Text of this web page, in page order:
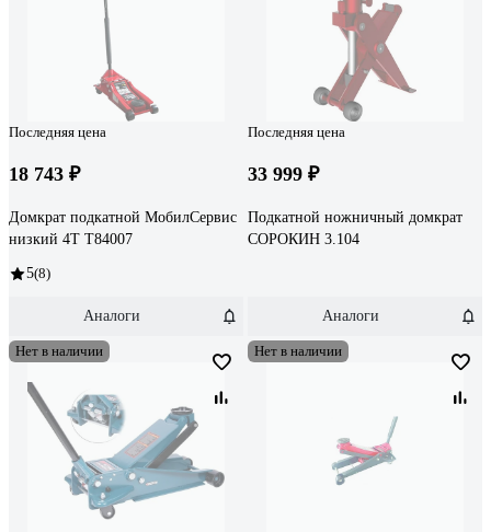
Последняя цена
18 743 ₽
Домкрат подкатной МобилСервис
низкий 4T T84007
5(8)
Аналоги
Последняя цена
33 999 ₽
Подкатной ножничный домкрат
СОРОКИН 3.104
Аналоги
Нет в наличии Нет в наличии